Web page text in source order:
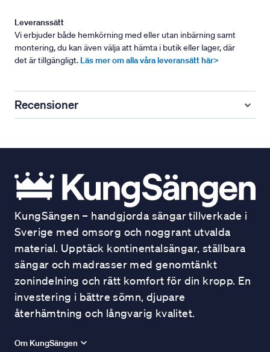
Leveranssätt
Vi erbjuder både hemkörning med eller utan inbärning samt
montering, du kan även välja att hämta i butik eller lager, där
det är tillgängligt. Läs mer om alla våra leveransätt här>
Recensioner
KungSängen – handgjorda sängar tillverkade i
Sverige med omsorg och noggrant utvalda
material. Upptäck kontinentalsängar, ställbara
sängar och madrasser med genomtänkt
zonindelning och rätt komfort för din kropp. En
investering i bättre sömn, djupare
återhämtning och långvarig kvalitet.
Om KungSängen